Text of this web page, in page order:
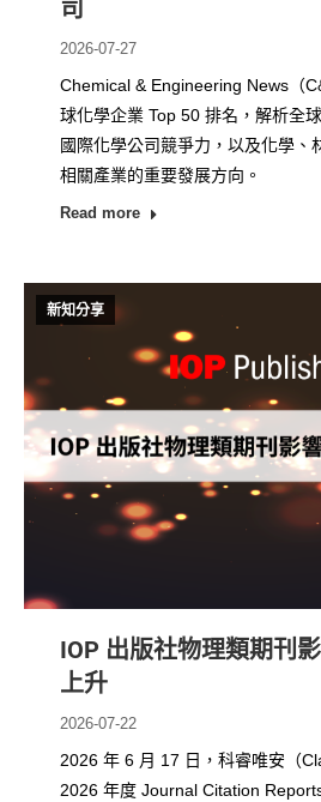
司
2026-07-27
Chemical & Engineering News（
球化學企業 Top 50 排名，解析全
國際化學公司競爭力，以及化學、
相關產業的重要發展方向。
Read more
新知分享
IOP 出版社物理類期刊
上升
2026-07-22
2026 年 6 月 17 日，科睿唯安（
2026 年度 Journal Citation